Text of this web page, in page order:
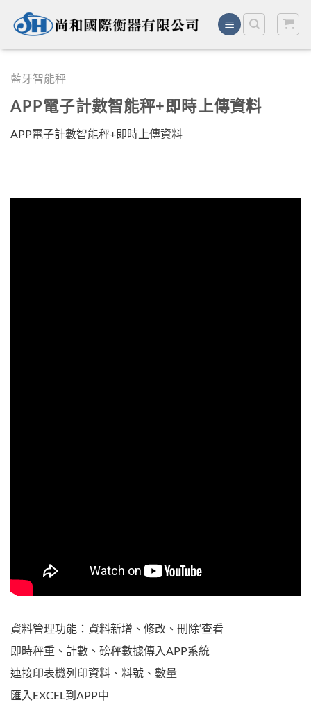
藍牙智能秤
APP電子計數智能秤+即時上傳資料
APP電子計數智能秤+即時上傳資料
資料管理功能：資料新增、修改、刪除‘查看
即時秤重、計數、磅秤數據傳入APP系統
連接印表機列印資料、料號、數量
匯入EXCEL到APP中